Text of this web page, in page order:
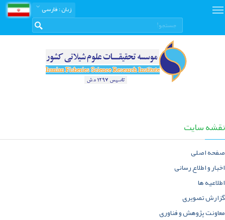
زبان: فارسی
نقشه سایت
صفحه اصلی
اخبار و اطلاع رسانی
اطلاعیه ها
گزارش تصویری
معاونت پژوهش و فناوری